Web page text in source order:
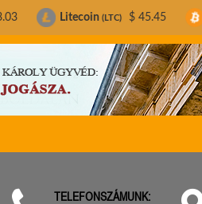
TELEFONSZÁMUNK:
Litecoin(LTC) $ 45.45 Bitcoin